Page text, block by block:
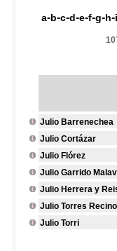
a-b-c-d-e-f-g-h-i
Julio Barrenechea
Julio Cortázar
Julio Flórez
Julio Garrido
Julio Herrera y
Julio Torres
Julio Torri